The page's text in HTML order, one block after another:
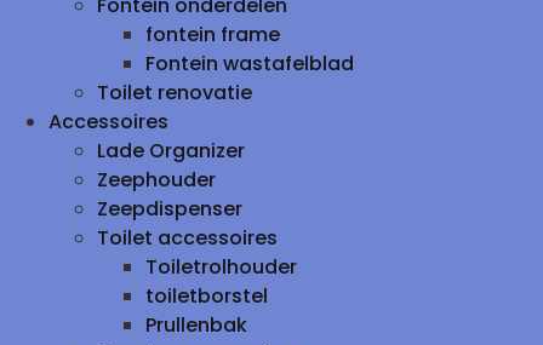
fontein frame
Fontein wastafelblad
Toilet renovatie
Accessoires
Lade Organizer
Zeephouder
Zeepdispenser
Toilet accessoires
Toiletrolhouder
toiletborstel
Prullenbak